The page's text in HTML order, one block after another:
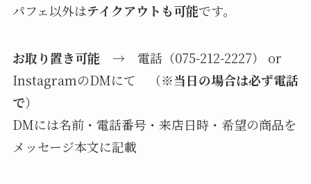
パフェ以外はテイクアウトも可能です。
お取り置き可能 → 電話（075-212-2227） or
InstagramのDMにて （※当日の場合は必ず電話
で）
DMには名前・電話番号・来店日時・希望の商品を
メッセージ本文に記載